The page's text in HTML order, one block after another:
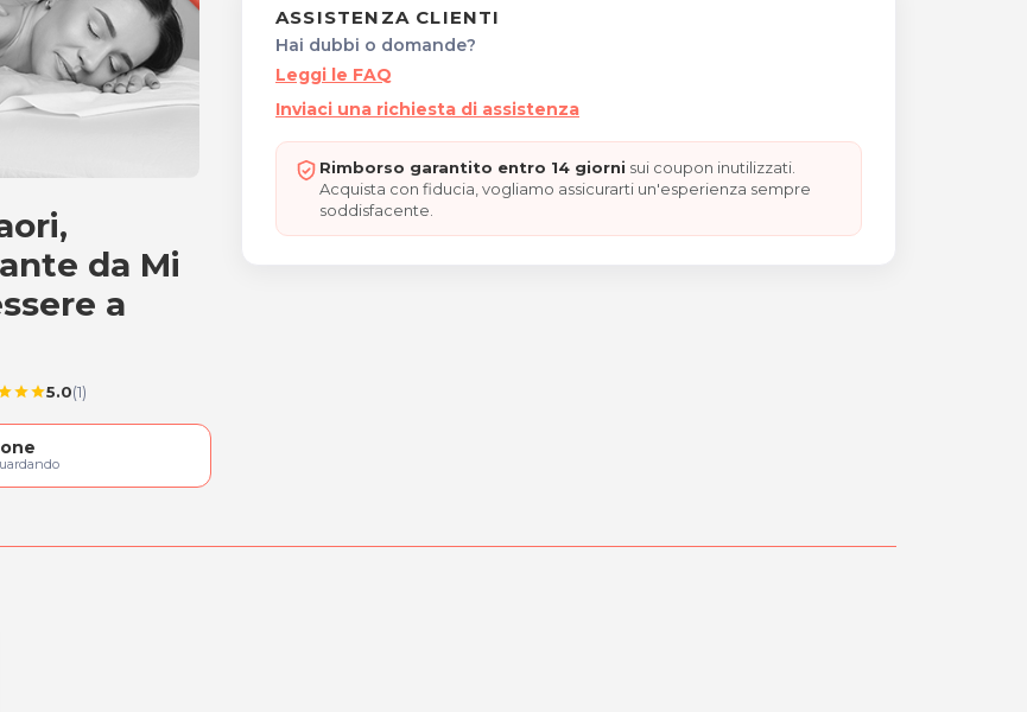
Maori, lombare cervicale o drenante
da Mi
a
starstar5.0(1)
ASSISTENZA CLIENTI
Hai dubbi o domande?
Leggi le FAQ
Inviaci una richiesta di assistenza
Rimborso garantito entro 14 giorni sui coupon inutilizzati.
Acquista con fiducia, vogliamo assicurarti un'esperienza sempre
soddisfacente.